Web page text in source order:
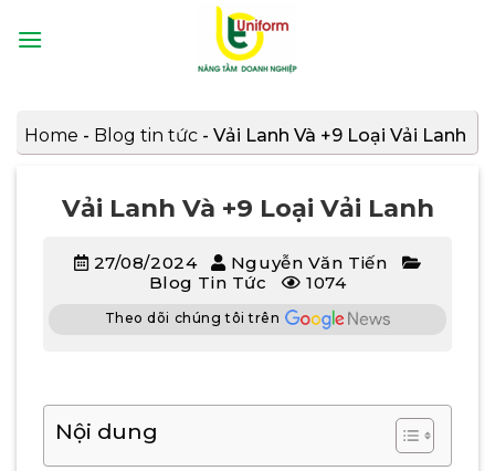
qua
Home - Blog tin tức - Vải Lanh Và +9 Loại Vải Lanh
Vải Lanh Và +9 Loại Vải Lanh
27/08/2024
Nguyễn Văn Tiến
Blog Tin Tức
1074
Theo dõi chúng tôi trên
Nội dung